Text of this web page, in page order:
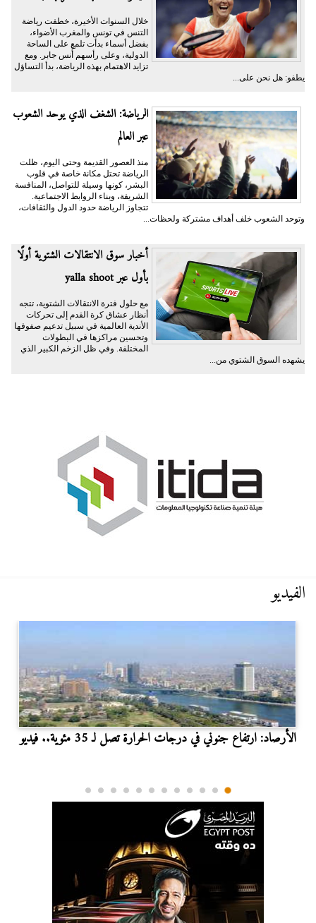
خلال السنوات الأخيرة، خطفت رياضة
التنس في تونس والمغرب الأضواء،
بفضل أسماء بدأت تلمع على الساحة
الدولية، وعلى رأسهم أُنس جابر. ومع
تزايد الاهتمام بهذه الرياضة، بدأ التساؤل
يطفو: هل نحن على...
الرياضة: الشغف الذي يوحد الشعوب
عبر العالم
منذ العصور القديمة وحتى اليوم، ظلت
الرياضة تحتل مكانة خاصة في قلوب
البشر، كونها وسيلة للتواصل، المنافسة
الشريفة، وبناء الروابط الاجتماعية.
تتجاوز الرياضة حدود الدول والثقافات،
وتوحد الشعوب خلف أهداف مشتركة ولحظات...
أخبار سوق الانتقالات الشتوية أولًا
بأول عبر yalla shoot
مع حلول فترة الانتقالات الشتوية، تتجه
أنظار عشاق كرة القدم إلى تحركات
الأندية العالمية في سبيل تدعيم صفوفها
وتحسين مراكزها في البطولات
المختلفة. وفي ظل الزخم الكبير الذي
يشهده السوق الشتوي من...
الفيديو
الأرصاد: ارتفاع جنوني في درجات الحرارة تصل لـ 35 مئوية.. فيديو